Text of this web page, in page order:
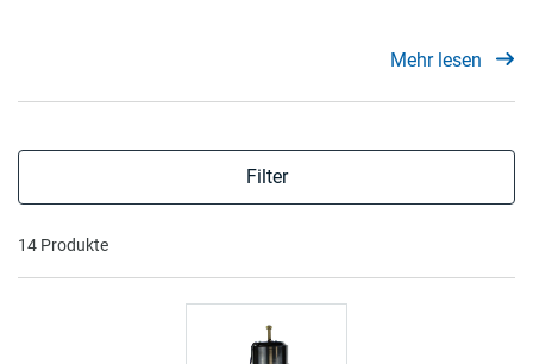
Mehr lesen
Filter
14 Produkte